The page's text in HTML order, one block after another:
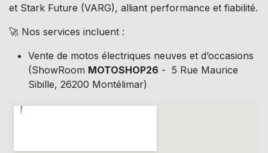
et Stark Future (VARG), alliant performance et fiabilité.
🚀 Nos services incluent :
Vente de motos électriques neuves et d’occasions
(ShowRoom MOTOSHOP26 - 5 Rue Maurice
Sibille, 26200 Montélimar)